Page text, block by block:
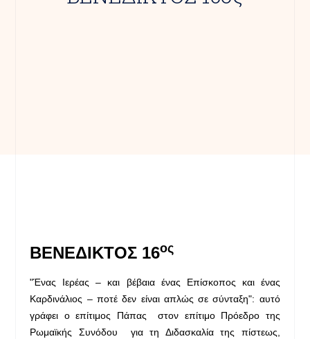
ΒΕΝΕΔΙΚΤΟΣ 16ος
"Ένας Ιερέας – και βέβαια ένας Επίσκοπος και ένας
Καρδινάλιος – ποτέ δεν είναι απλώς σε σύνταξη": αυτό
γράφει ο επίτιμος Πάπας στον επίτιμο Πρόεδρο της
Ρωμαϊκής Συνόδου για τη Διδασκαλία της πίστεως,